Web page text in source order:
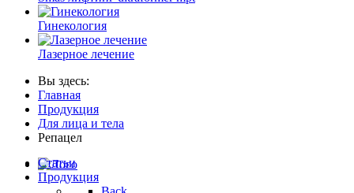
Гинекология
Лазерное лечение
Вы здесь:
Главная
Продукция
Для лица и тела
Репацел
Статьи
Продукция